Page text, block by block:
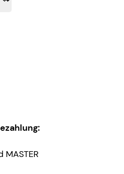
MASTER